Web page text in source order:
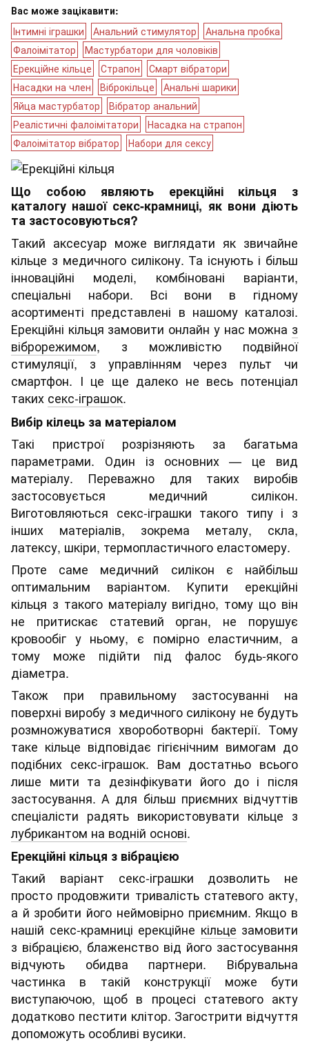
Вас може зацікавити:
Інтимні іграшки
Анальний стимулятор
Анальна пробка
Фалоімітатор
Мастурбатори для чоловіків
Ерекційне кільце
Страпон
Смарт вібратори
Насадки на член
Віброкільце
Анальні шарики
Яйца мастурбатор
Вібратор анальний
Реалістичні фалоімітатори
Насадка на страпон
Фалоімітатор вібратор
Набори для сексу
Що собою являють ерекційні кільця з
каталогу нашої секс-крамниці, як вони діють
та застосовуються?
Такий аксесуар може виглядати як звичайне
кільце з медичного силікону. Та існують і більш
інноваційні моделі, комбіновані варіанти,
спеціальні набори. Всі вони в гідному
асортименті представлені в нашому каталозі.
Ерекційні кільця замовити онлайн у нас можна з
віброрежимом, з можливістю подвійної
стимуляції, з управлінням через пульт чи
смартфон. І це ще далеко не весь потенціал
таких секс-іграшок.
Вибір кілець за матеріалом
Такі пристрої розрізняють за багатьма
параметрами. Один із основних — це вид
матеріалу. Переважно для таких виробів
застосовується медичний силікон.
Виготовляються секс-іграшки такого типу і з
інших матеріалів, зокрема металу, скла,
латексу, шкіри, термопластичного еластомеру.
Проте саме медичний силікон є найбільш
оптимальним варіантом. Купити ерекційні
кільця з такого матеріалу вигідно, тому що він
не притискає статевий орган, не порушує
кровообіг у ньому, є помірно еластичним, а
тому може підійти під фалос будь-якого
діаметра.
Також при правильному застосуванні на
поверхні виробу з медичного силікону не будуть
розмножуватися хвороботворні бактерії. Тому
таке кільце відповідає гігієнічним вимогам до
подібних секс-іграшок. Вам достатньо всього
лише мити та дезінфікувати його до і після
застосування. А для більш приємних відчуттів
спеціалісти радять використовувати кільце з
лубрикантом на водній основі.
Ерекційні кільця з вібрацією
Такий варіант секс-іграшки дозволить не
просто продовжити тривалість статевого акту,
а й зробити його неймовірно приємним. Якщо в
нашій секс-крамниці ерекційне кільце замовити
з вібрацією, блаженство від його застосування
відчують обидва партнери. Вібрувальна
частинка в такій конструкції може бути
виступаючою, щоб в процесі статевого акту
додатково пестити клітор. Загострити відчуття
допоможуть особливі вусики.